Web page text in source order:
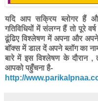
यदि आप सक्रिय ब्लोगर हैं
गतिविधियों में संलग्न हैं तो पूरे
ढूंढिए विश्लेषण में अपना और अपने
बॉक्स में डाल दें अपने ब्लॉग का
बारे में इस विश्लेषण के दौरान
आपको पहुँचना है-
http://